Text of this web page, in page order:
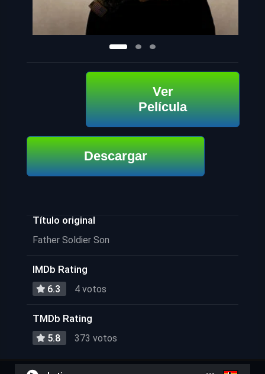
Ver
Película
Descargar
Título original
Father Soldier Son
IMDb Rating
6.3 4 votos
TMDb Rating
5.8 373 votos